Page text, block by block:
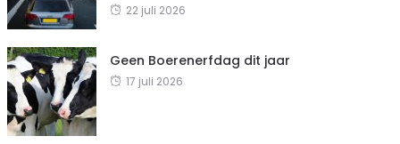
22 juli 2026
Geen Boerenerfdag dit jaar
17 juli 2026